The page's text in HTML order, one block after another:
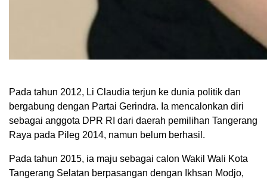
Pada tahun 2012, Li Claudia terjun ke dunia politik dan
bergabung dengan Partai Gerindra. Ia mencalonkan diri
sebagai anggota DPR RI dari daerah pemilihan Tangerang
Raya pada Pileg 2014, namun belum berhasil.
Pada tahun 2015, ia maju sebagai calon Wakil Wali Kota
Tangerang Selatan berpasangan dengan Ikhsan Modjo,